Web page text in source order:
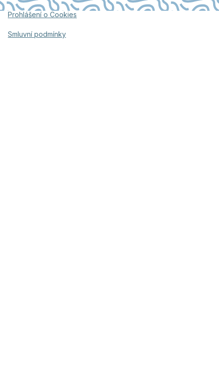
Prohlášení o Cookies
Smluvní podmínky